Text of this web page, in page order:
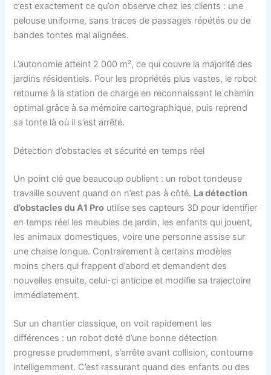
c’est exactement ce qu’on observe chez les clients : une
pelouse uniforme, sans traces de passages répétés ou de
bandes tontes mal alignées.
L’autonomie atteint 2 000 m², ce qui couvre la majorité des
jardins résidentiels. Pour les propriétés plus vastes, le robot
retourne à la station de charge en reconnaissant le chemin
optimal grâce à sa mémoire cartographique, puis reprend
sa tonte là où il s’est arrêté.
Détection d’obstacles et sécurité en temps réel
Un point clé que beaucoup oublient : un robot tondeuse
travaille souvent quand on n’est pas à côté. La détection
d’obstacles du A1 Pro utilise ses capteurs 3D pour identifier
en temps réel les meubles de jardin, les enfants qui jouent,
les animaux domestiques, voire une personne assise sur
une chaise longue. Contrairement à certains modèles
moins chers qui frappent d’abord et demandent des
nouvelles ensuite, celui-ci anticipe et modifie sa trajectoire
immédiatement.
Sur un chantier classique, on voit rapidement les
différences : un robot doté d’une bonne détection
progresse prudemment, s’arrête avant collision, contourne
intelligemment. C’est rassurant quand des enfants ou des